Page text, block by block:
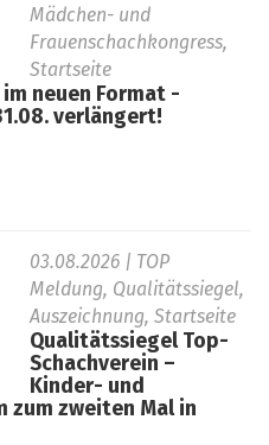
Mädchen- und
Frauenschachkongress,
Startseite
neuen Format -
verlängert!
03.08.2026 | TOP
Meldung, Qualitätssiegel,
Auszeichnung, Startseite
Qualitätssiegel Top-
Schachverein –
Kinder- und
zum zweiten Mal in